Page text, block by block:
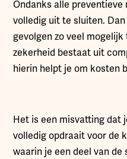
Ondanks alle
volledig uit te sluiten.
gevolgen zo veel
zekerheid bestaat uit
hierin helpt je om kosten
Het is een misvatting dat
volledig opdraait voor de
waarin je een deel van